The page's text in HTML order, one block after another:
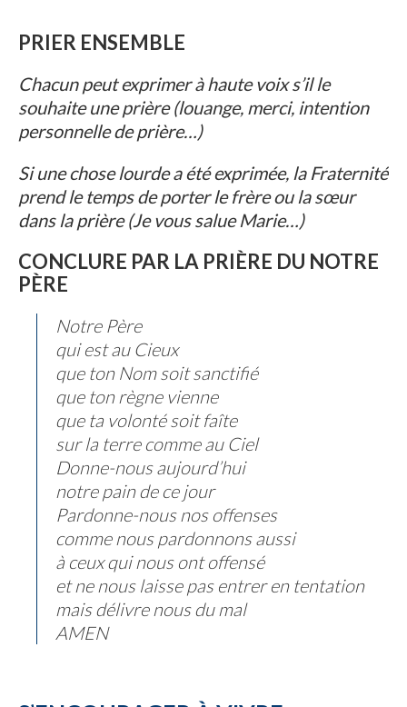
PRIER ENSEMBLE
Chacun peut exprimer à haute voix s’il le
souhaite une prière (louange, merci, intention
personnelle de prière…)
Si une chose lourde a été exprimée, la Fraternité
prend le temps de porter le frère ou la sœur
dans la prière (Je vous salue Marie…)
CONCLURE PAR LA PRIÈRE DU NOTRE
PÈRE
Notre Père
qui est au Cieux
que ton Nom soit sanctifié
que ton règne vienne
que ta volonté soit faîte
sur la terre comme au Ciel
Donne-nous aujourd’hui
notre pain de ce jour
Pardonne-nous nos offenses
comme nous pardonnons aussi
à ceux qui nous ont offensé
et ne nous laisse pas entrer en tentation
mais délivre nous du mal
AMEN